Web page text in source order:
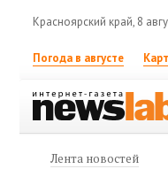
Красноярский край, 8
Погода в августе
Лента новостей